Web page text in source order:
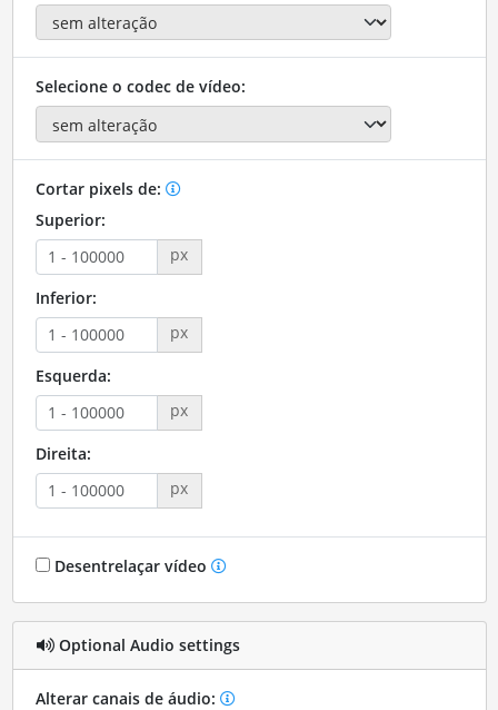
Selecione o codec de vídeo:
Cortar pixels de:
Superior:
px
Inferior:
px
Esquerda:
px
Direita:
px
Desentrelaçar vídeo
Optional Audio settings
Alterar canais de áudio: